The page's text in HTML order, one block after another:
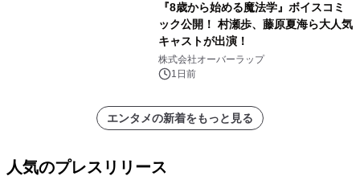
『8歳から始める魔法学』ボイスコミ
ック公開！ 村瀬歩、藤原夏海ら大人気
キャストが出演！
株式会社オーバーラップ
1日前
エンタメの新着をもっと見る
人気のプレスリリース